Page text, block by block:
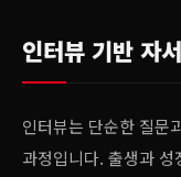
인터뷰 기반 자
인터뷰는 단순한 질문
과정입니다. 출생과